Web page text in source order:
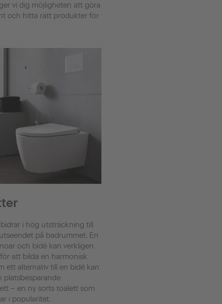
vi dig möjligheten att göra
och hitta rätt produkter för
i hög utsträckning till
på badrummet. En
och bidé kan verkligen
att bilda en harmonisk
ett alternativ till en bidé kan
platsbesparande
– en ny sorts toalett som
i popularitet.